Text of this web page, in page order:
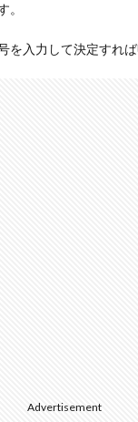
。
を入力して決定すれば
Advertisement